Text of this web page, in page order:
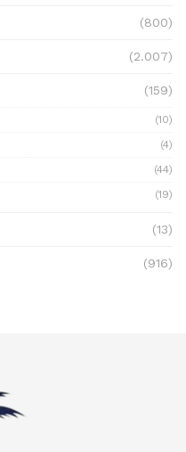
(800)
(2.007)
(159)
(10)
(4)
(44)
(19)
(13)
(916)